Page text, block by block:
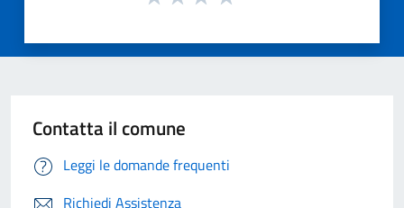
Contatta il comune
Leggi le domande frequenti
Richiedi Assistenza